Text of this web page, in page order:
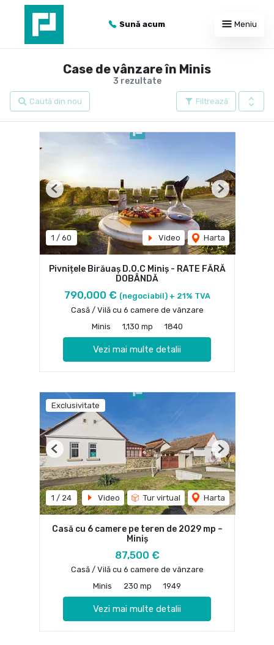
Sună acum Meniu
3 rezultate
Case de vânzare în Minis
Filtrează
Caută din nou
1 / 60 Video Harta
Previous Next
Pivnițele Birăuaș D.O.C Miniș - RATE FĂRĂ
DOBÂNDĂ
790,000 € (negociabil) + 21% TVA
Casă / Vilă cu 6 camere de vânzare
Minis
1,130 mp 1840
Vezi mai multe detalii
Exclusivitate
1 / 24 Video Tur virtual Harta
Previous Next
Casă cu 6 camere pe teren de 2029 mp –
Miniş
87,500 €
Casă / Vilă cu 6 camere de vânzare
Minis
230 mp 1949
Vezi mai multe detalii